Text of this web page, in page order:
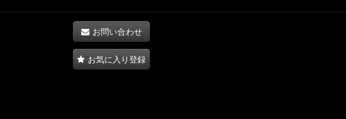
お問い合わせ
お気に入り登録